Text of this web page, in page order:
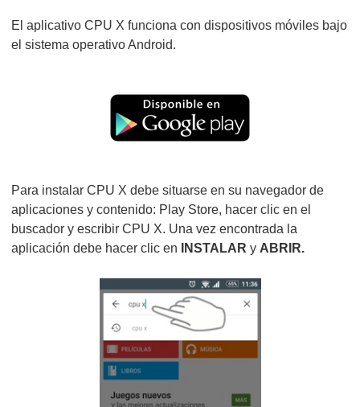
El aplicativo CPU X funciona con dispositivos móviles bajo
el sistema operativo Android.
Para instalar CPU X debe situarse en su navegador de
aplicaciones y contenido: Play Store, hacer clic en el
buscador y escribir CPU X. Una vez encontrada la
aplicación debe hacer clic en
INSTALAR y ABRIR.